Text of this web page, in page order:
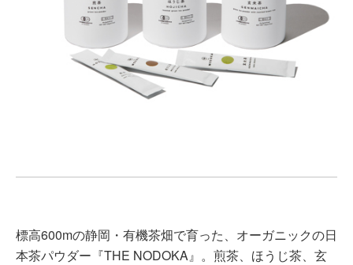
標高600mの静岡・有機茶畑で育った、オーガニックの日
本茶パウダー『THE NODOKA』。煎茶、ほうじ茶、玄